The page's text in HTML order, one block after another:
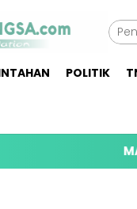
POLITIK
MAKI Jatim